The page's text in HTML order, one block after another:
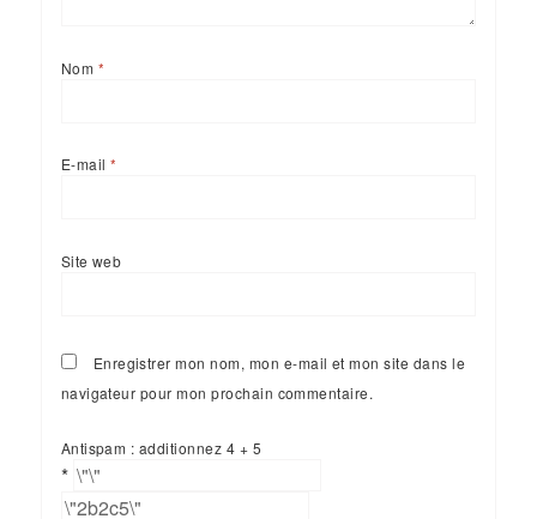
Nom *
E-mail *
Site web
Enregistrer mon nom, mon e-mail et mon site dans le
navigateur pour mon prochain commentaire.
Antispam : additionnez 4 + 5
*